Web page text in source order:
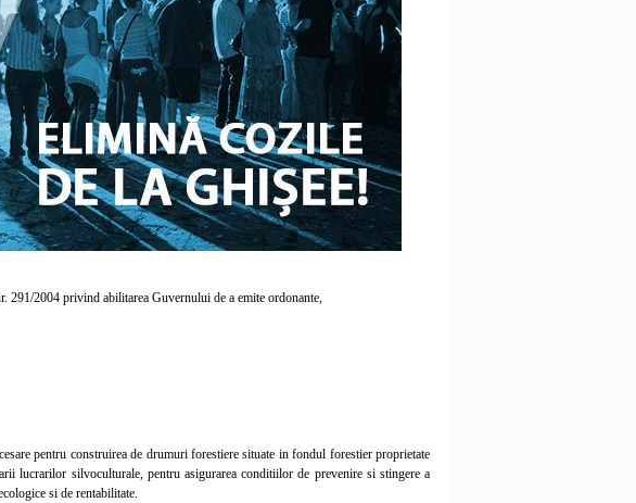
2004 privind abilitarea Guvernului de a emite ordonante,
pentru construirea de drumuri forestiere situate in fondul forestier proprietate
lucrarilor silvoculturale, pentru asigurarea conditiilor de prevenire si stingere a
si de rentabilitate.